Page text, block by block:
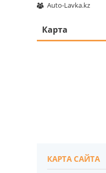
Auto-Lavka.kz
Карта
КАРТА САЙТА